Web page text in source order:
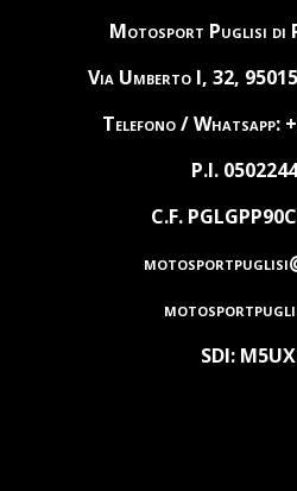
Motosport Puglisi di
Via Umberto I, 32,
Telefono / Whatsapp:
P.I.
C.F.
SDI: